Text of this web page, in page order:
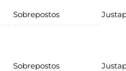
Sobrepostos
Sobrepostos